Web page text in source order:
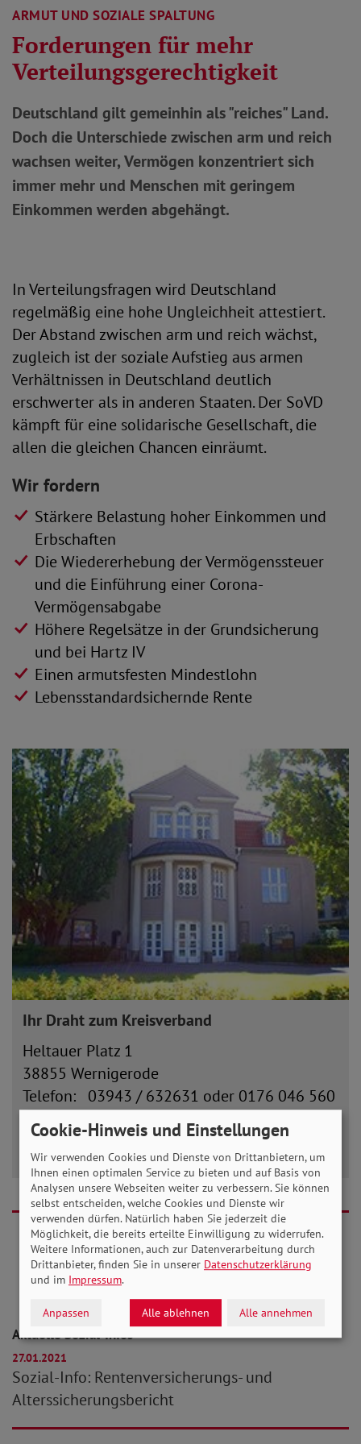
ARMUT UND SOZIALE SPALTUNG
Forderungen für mehr
Verteilungsgerechtigkeit
Deutschland gilt gemeinhin als "reiches" Land.
Doch die Unterschiede zwischen arm und reich
wachsen weiter,Vermögen konzentriert sich
immer mehr und Menschen mit geringem
Einkommen werden abgehängt.
In Verteilungsfragen wird Deutschland
regelmäßig eine hohe Ungleichheit attestiert.
Der Abstand zwischen arm und reich wächst,
zugleich ist der soziale Aufstieg aus armen
Verhältnissen in Deutschland deutlich
erschwerter als in anderen Staaten. Der SoVD
kämpft für eine solidarische Gesellschaft, die
allen die gleichen Chancen einräumt.
Wir fordern
Stärkere Belastung hoher Einkommen und
Erbschaften
Die Wiedererhebung der Vermögenssteuer
und die Einführung einer Corona-
Vermögensabgabe
Höhere Regelsätze in der Grundsicherung
und bei Hartz IV
Einen armutsfesten Mindestlohn
Lebensstandardsichernde Rente
Ihr Draht zum Kreisverband
Heltauer Platz 1
38855 Wernigerode
Telefon: 03943 / 632631 oder 0176 046 560
94
E-Mail:
info(at)sovd-wernigerode.de
Aktuelle Stellungnahmen
Aktuelle Sozial-Infos
27.01.2021
Sozial-Info: Rentenversicherungs- und
Alterssicherungsbericht
Cookie-Hinweis und Einstellungen
Wir verwenden Cookies und Dienste von Drittanbietern, um
Ihnen einen optimalen Service zu bieten und auf Basis von
Analysen unsere Webseiten weiter zu verbessern. Sie können
selbst entscheiden, welche Cookies und Dienste wir
verwenden dürfen. Natürlich haben Sie jederzeit die
Möglichkeit, die bereits erteilte Einwilligung zu widerrufen.
Weitere Informationen, auch zur Datenverarbeitung durch
Drittanbieter, finden Sie in unserer Datenschutzerklärung
und im Impressum.
Anpassen Alle ablehnen Alle annehmen